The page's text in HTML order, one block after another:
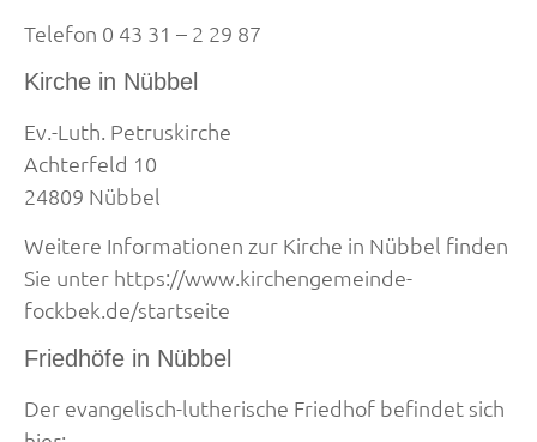
Telefon 0 43 31 – 2 29 87
Kirche in Nübbel
Ev.-Luth. Petruskirche
Achterfeld 10
24809 Nübbel
Weitere Informationen zur Kirche in Nübbel finden
Sie unter https://www.kirchengemeinde-
fockbek.de/startseite
Friedhöfe in Nübbel
Der evangelisch-lutherische Friedhof befindet sich